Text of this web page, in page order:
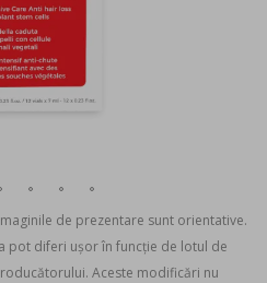
de prezentare sunt orientative.
pot diferi ușor în funcție de lotul de
Aceste modificări nu